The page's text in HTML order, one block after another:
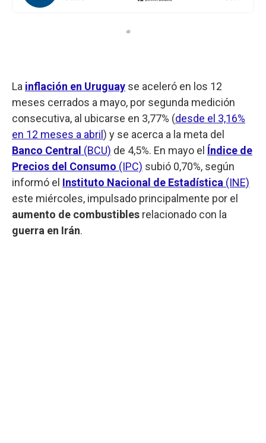
La inflación en Uruguay se aceleró en los 12
meses cerrados a mayo, por segunda medición
consecutiva, al ubicarse en 3,77% (desde el 3,16%
en 12 meses a abril ) y se acerca a la meta del
Banco Central (BCU) de 4,5%. En mayo el Índice de
Precios del Consumo (IPC) subió 0,70%, según
informó el Instituto Nacional de Estadística (INE)
este miércoles, impulsado principalmente por el
aumento de combustibles relacionado con la
guerra en Irán.